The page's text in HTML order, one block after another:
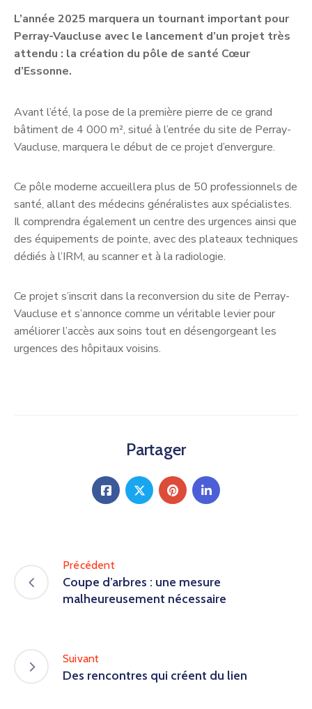
L’année 2025 marquera un tournant important pour
Perray-Vaucluse avec le lancement d’un projet très
attendu : la création du pôle de santé Cœur
d’Essonne.
Avant l’été, la pose de la première pierre de ce grand
bâtiment de 4 000 m², situé à l’entrée du site de Perray-
Vaucluse, marquera le début de ce projet d’envergure.
Ce pôle moderne accueillera plus de 50 professionnels de
santé, allant des médecins généralistes aux spécialistes.
Il comprendra également un centre des urgences ainsi que
des équipements de pointe, avec des plateaux techniques
dédiés à l’IRM, au scanner et à la radiologie.
Ce projet s’inscrit dans la reconversion du site de Perray-
Vaucluse et s’annonce comme un véritable levier pour
améliorer l’accès aux soins tout en désengorgeant les
urgences des hôpitaux voisins.
Partager
Précédent
Coupe d’arbres : une mesure
malheureusement nécessaire
Suivant
Des rencontres qui créent du lien